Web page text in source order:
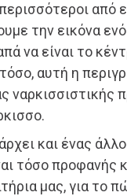
από
την εικόνα
να είναι το
αυτή η
ναρκισσιστικής
και ένας
τόσο προφανής
μας, για το